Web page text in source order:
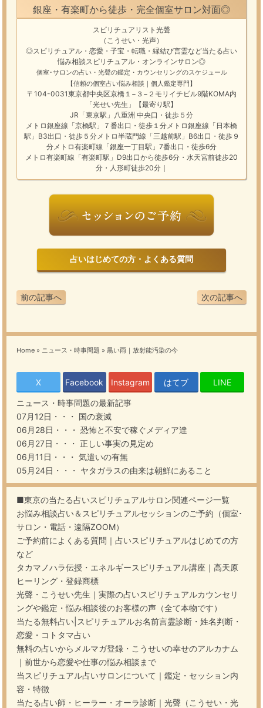
銀座・有楽町から徒歩・完全個室サロン対面◎
スピリチュアリスト光聲
（こうせい・光声）
◎スピリチュアル・恋愛・子宝・転職・縁結び言霊など当たる占い
悩み相談スピリチュアル・オンラインサロン◎
個室･サロンの占い・光聲の鑑定・カウンセリングのスケジュール
【信頼の個室占い悩み相談｜個人鑑定専門】
〒104-0031東京都中央区京橋１−３−２モリイチビル9階KOMA内
「光せい先生」【最寄り駅】
JR「東京駅」八重洲 中央口・徒歩５分
メトロ銀座線「京橋駅」７番出口・徒歩１分メトロ銀座線「日本橋
駅」B3出口・徒歩５分メトロ半蔵門線「三越前駅」B6出口・徒歩９
分メトロ有楽町線「銀座一丁目駅」7番出口・徒歩6分
メトロ有楽町線「有楽町駅」D9出口から徒歩6分・水天宮前徒歩20
分・人形町徒歩20分｜
占いはじめての方・よくある質問
次の記事へ
前の記事へ
Home » ニュース・時事問題 » 黒い雨｜放射能汚染の今
X Facebook Instagram はてブ LINE
ニュース・時事問題の最新記事
07月12日・・・ 国の衰滅
06月28日・・・ 恐怖と不安で稼ぐメディア達
06月27日・・・ 正しい事実の見定め
06月11日・・・ 気遣いの有無
05月24日・・・ ヤタガラスの由来は朝鮮にあること
■東京の当たる占いスピリチュアルサロン関連ページ一覧
お悩み相談占い＆スピリチュアルセッションのご予約（個室･
サロン・電話・遠隔ZOOM）
ご予約前によくある質問｜占いスピリチュアルはじめての方
など
タカマノハラ伝授・エネルギースピリチュアル講座｜高天原
ヒーリング・登録商標
光聲・こうせい先生｜実際の占いスピリチュアルカウンセリ
ングや鑑定・悩み相談後のお客様の声（全て本物です）
当たる無料占い|スピリチュアルお名前言霊診断・姓名判断・
恋愛・コトタマ占い
無料の占いからメルマガ登録・こうせいの幸せのアルカナム
｜前世から恋愛や仕事の悩み相談まで
当スピリチュアル占いサロンについて｜鑑定・セッション内
容・特徴
当たる占い師・ヒーラー・オーラ診断｜光聲（こうせい・光